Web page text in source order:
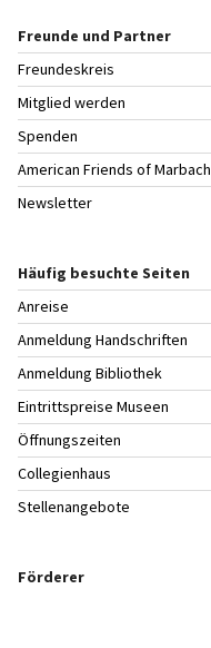
Freunde und Partner
Freundeskreis
Mitglied werden
Spenden
American Friends of Marbach
Newsletter
Häufig besuchte Seiten
Anreise
Anmeldung Handschriften
Anmeldung Bibliothek
Eintrittspreise Museen
Öffnungszeiten
Collegienhaus
Stellenangebote
Förderer